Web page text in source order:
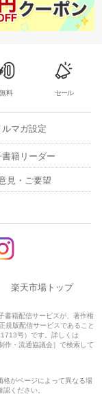
無料 セール
ルマガ設定
書籍リーダー
見・ご要望
楽天市場トップ
書籍配信サービスが、著作権
規版配信サービスであること
号）です。詳しくは
作・流通協議会］で検索して
格がページによって異なる場
ください。